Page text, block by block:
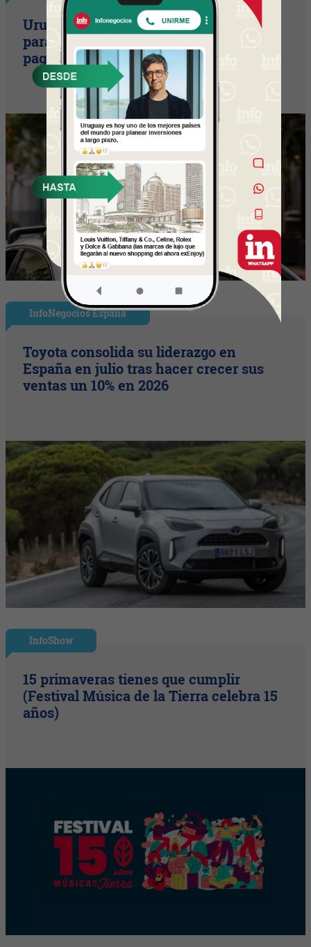
Uruguay empieza a discutir las reglas
para una movilidad autónoma (¿Quién
paga si el auto sin conductor choca?)
InfoNegocios España
Toyota consolida su liderazgo en
España en julio tras hacer crecer sus
ventas un 10% en 2026
InfoShow
15 primaveras tienes que cumplir
(Festival Música de la Tierra celebra 15
años)